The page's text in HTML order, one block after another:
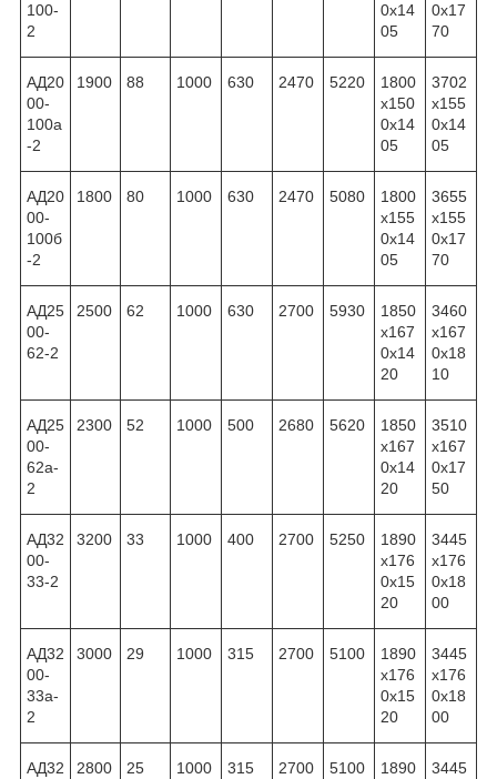
100-
2
0x14
05
0x17
70
АД20
00-
100а
-2
1900 88 1000 630 2470 5220
1800
x150
0x14
05
3702
x155
0x14
05
АД20
00-
100б
-2
1800 80 1000 630 2470 5080
1800
x155
0x14
05
3655
x155
0x17
70
АД25
00-
62-2
2500 62 1000 630 2700 5930
1850
x167
0x14
20
3460
x167
0x18
10
АД25
00-
62а-
2
2300 52 1000 500 2680 5620
1850
x167
0x14
20
3510
x167
0x17
50
АД32
00-
33-2
3200 33 1000 400 2700 5250
1890
x176
0x15
20
3445
x176
0x18
00
АД32
00-
33а-
2
3000 29 1000 315 2700 5100
1890
x176
0x15
20
3445
x176
0x18
00
АД32
2800 25 1000 315 2700 5100
1890
3445